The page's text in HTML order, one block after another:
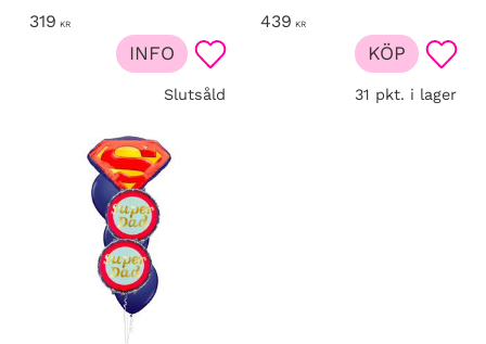
319 KR
Lägg till i favoriter
Slutsåld
INFO
439 KR
31 pkt. i lager
KÖP